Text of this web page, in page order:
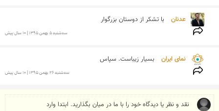
عدنان با تشکر از دوستان بزرگوار
سه‌شنبه 5 بهمن 1395 | 10 سال پیش
نمای ایران بسیار زیباست. سپاس
سه‌شنبه 26 بهمن 1395 | 10 سال پیش